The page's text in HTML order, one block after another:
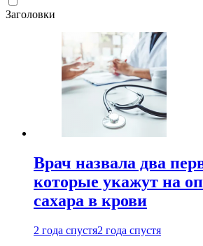
Заголовки
Врач назвала два
которые укажут на
сахара в крови
2 года спустя2 года спустя